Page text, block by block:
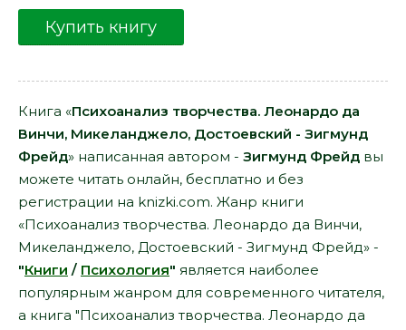
Купить книгу
Книга «Психоанализ творчества. Леонардо да
Винчи, Микеланджело, Достоевский - Зигмунд
Фрейд» написанная автором - Зигмунд Фрейд вы
можете читать онлайн, бесплатно и без
регистрации на knizki.com. Жанр книги
«Психоанализ творчества. Леонардо да Винчи,
Микеланджело, Достоевский - Зигмунд Фрейд» -
"Книги / Психология" является наиболее
популярным жанром для современного читателя,
а книга "Психоанализ творчества. Леонардо да